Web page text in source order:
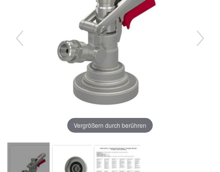
Vergrößern durch berühren